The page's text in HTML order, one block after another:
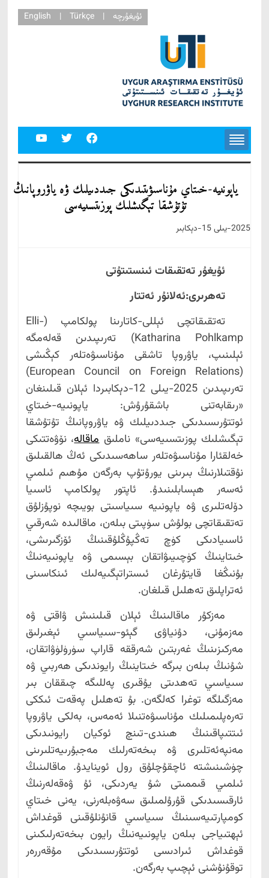
ئۇيغۇرچە |
English | Türkçe
facebook
twitter
youtube
ياپونىيە-خىتاي مۇناسىۋىتىدىكى جىددىيلىك ۋە ياۋروپانىڭ
تۇتۇشقا تېگىشلىك پوزىتسىيەسى
2025-يىلى 15-دېكابىر
ئۇيغۇر تەتقىقات ئىنستىتۇتى
تەھرىرى:ئەلانۇر ئەتتار
تەتقىقاتچى ئېللى-كاتارىنا پولكامپ (Elli-
Katharina Pohlkamp) تەرىپىدىن قەلەمگە
ئېلىنىپ، ياۋروپا تاشقى مۇناسىۋەتلەر كېڭىشى
(European Council on Foreign Relations)
تەرىپىدىن 2025-يىلى 12-دېكابىردا ئېلان قىلىنغان
«رىقابەتنى باشقۇرۇش: ياپونىيە-خىتاي
ئوتتۇرىسىدىكى جىددىيلىك ۋە ياۋروپانىڭ تۇتۇشقا
تېگىشلىك پوزىتسىيەسى» ناملىقماقالە، نۆۋەتتىكى
خەلقئارا مۇناسىۋەتلەر ساھەسىدىكى ئەڭ ھالقىلىق
نۇقتىلارنىڭ بىرىنى يورۇتۇپ بەرگەن مۇھىم ئىلمىي
ئەسەر ھېسابلىنىدۇ. ئاپتور پولكامپ ئاسىيا
دۆلەتلىرى ۋە ياپونىيە سىياسىتى بويىچە نوپۇزلۇق
تەتقىقاتچى بولۇش سۈپىتى بىلەن، ماقالىدە شەرقىي
ئاسىيادىكى كۈچ تەڭپۇڭلۇقىنىڭ ئۆزگىرىشى،
خىتاينىڭ كۈچىيىۋاتقان بېسىمى ۋە ياپونىيەنىڭ
بۇنىڭغا قايتۇرغان ئىستراتېگىيەلىك ئىنكاسىنى
ئەتراپلىق تەھلىل قىلغان.
مەزكۇر ماقالىنىڭ ئېلان قىلىنىش ۋاقتى ۋە
مەزمۇنى، دۇنياۋى گېئو-سىياسىي ئېغىرلىق
مەركىزىنىڭ غەربتىن شەرققە قاراپ سۈرۈلۈۋاتقان،
شۇنىڭ بىلەن بىرگە خىتاينىڭ رايوندىكى ھەربىي ۋە
سىياسىي تەھدىتى يۇقىرى پەللىگە چىققان بىر
مەزگىلگە توغرا كەلگەن. بۇ تەھلىل پەقەت ئىككى
تەرەپلىمىلىك مۇناسىۋەتنىلا ئەمەس، بەلكى ياۋروپا
ئىتتىپاقىنىڭ ھىندى-تىنچ ئوكيان رايونىدىكى
مەنپەئەتلىرى ۋە بىخەتەرلىك مەجبۇرىيەتلىرىنى
چۈشىنىشتە ئاچقۇچلۇق رول ئوينايدۇ. ماقالىنىڭ
ئىلمىي قىممىتى شۇ يەردىكى، ئۇ ۋەقەلەرنىڭ
ئارقىسىدىكى قۇرۇلمىلىق سەۋەبلەرنى، يەنى خىتاي
كومپارتىيەسىنىڭ سىياسىي قانۇنلۇقىنى قوغداش
ئېھتىياجى بىلەن ياپونىيەنىڭ رايون بىخەتەرلىكىنى
قوغداش ئىرادىسى ئوتتۇرىسىدىكى مۇقەررەر
توقۇنۇشنى ئېچىپ بەرگەن.